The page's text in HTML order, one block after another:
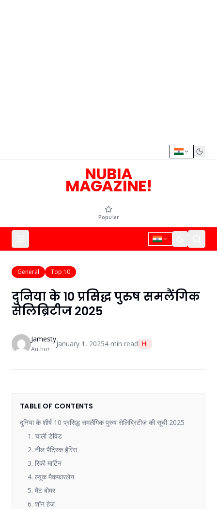
NUBIA
MAGAZINE!
Popular
General Top 10
दुनिया के 10 प्रसिद्ध पुरुष समलैंगिक
सेलिब्रिटीज 2025
Jamesty
Author
January 1, 20254 min read HI
TABLE OF CONTENTS
दुनिया के शीर्ष 10 प्रसिद्ध समलैंगिक पुरुष सेलिब्रिटीज़ की सूची 2025
1. चार्ली डेविड
2. नील पैट्रिक हैरिस
3. रिकी मार्टिन
4. ल्यूक मैकफारलेन
5. मैट बोमर
6. शॉन हेज़